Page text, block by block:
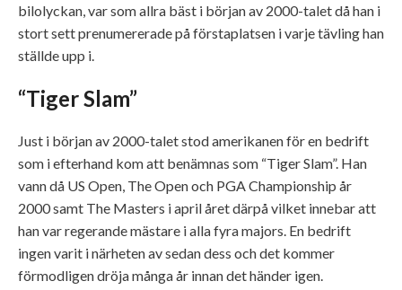
bilolyckan, var som allra bäst i början av 2000-talet då han i
stort sett prenumererade på förstaplatsen i varje tävling han
ställde upp i.
“Tiger Slam”
Just i början av 2000-talet stod amerikanen för en bedrift
som i efterhand kom att benämnas som “Tiger Slam”. Han
vann då US Open, The Open och PGA Championship år
2000 samt The Masters i april året därpå vilket innebar att
han var regerande mästare i alla fyra majors. En bedrift
ingen varit i närheten av sedan dess och det kommer
förmodligen dröja många år innan det händer igen.